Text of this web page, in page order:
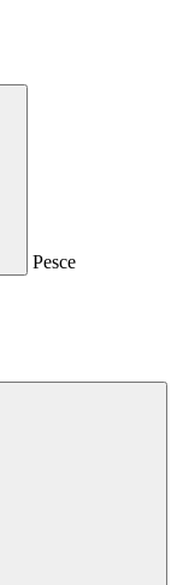
Pesce